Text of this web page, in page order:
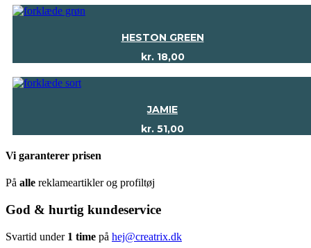
HESTON GREEN
kr.18,00
JAMIE
kr. 51,00
Vi garanterer prisen
På alle reklameartikler og profiltøj
God & hurtig kundeservice
Svartid under 1 time på hej@creatrix.dk